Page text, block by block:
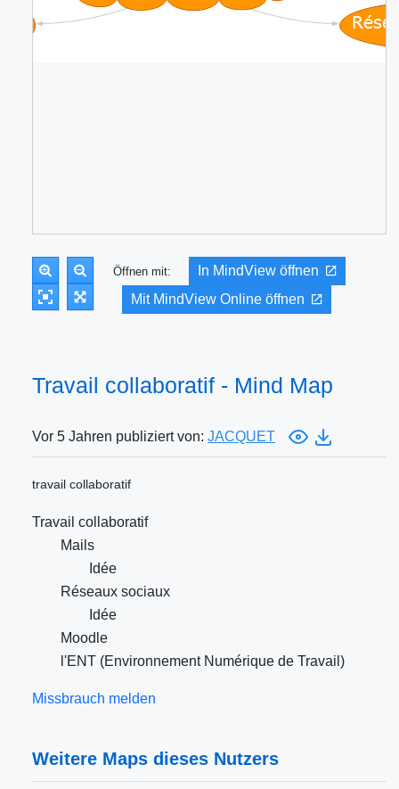
Öffnen mit:
In MindView öffnen
Mit MindView Online öffnen
Travail collaboratif - Mind Map
Vor 5 Jahren publiziert von: JACQUET
travail collaboratif
Travail collaboratif
Mails
Idée
Réseaux sociaux
Idée
Moodle
l'ENT (Environnement Numérique de Travail)
Missbrauch melden
Weitere Maps dieses Nutzers